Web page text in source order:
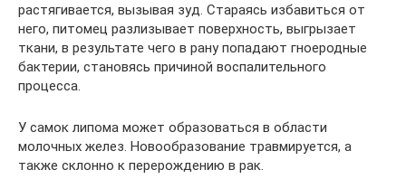
растягивается, вызывая зуд. Стараясь избавиться от
него, питомец разлизывает поверхность, выгрызает
ткани, в результате чего в рану попадают гноеродные
бактерии, становясь причиной воспалительного
процесса.
У самок липома может образоваться в области
молочных желез. Новообразование травмируется, а
также склонно к перерождению в рак.